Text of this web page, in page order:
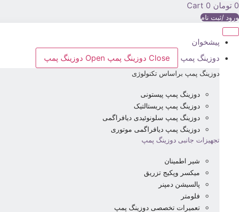
0 تومان 0
Cart
ورود /ثبت نام
پیشخوان
دوزینگ پمپ
Close دوزینگ پمپ Open دوزینگ پمپ
دوزینگ پمپ براساس تکنولوژی
دوزینگ پمپ پیستونی
دوزینگ پمپ پریستالتیک
دوزینگ پمپ سلونوئیدی دیافراگمی
دوزینگ پمپ دیافراگمی موتوری
تجهیزات جانبی دوزینگ پمپ
شیر اطمینان
میکسر وپکیج تزریق
پالسیشن دمپنر
فلومتر
تعمیرات تخصصی دوزینگ پمپ